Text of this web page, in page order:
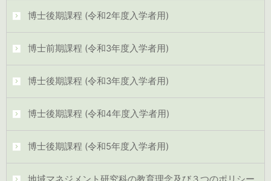
博士後期課程 (令和2年度入学者用)
博士前期課程 (令和3年度入学者用)
博士後期課程 (令和3年度入学者用)
博士後期課程 (令和4年度入学者用)
博士後期課程 (令和5年度入学者用)